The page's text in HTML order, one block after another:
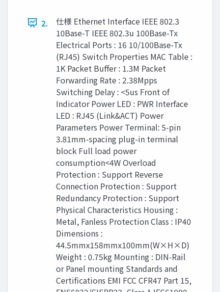
2.
仕様 Ethernet Interface IEEE 802.3
10Base-T IEEE 802.3u 100Base-Tx
Electrical Ports : 16 10/100Base-Tx
(RJ45) Switch Properties MAC Table :
1K Packet Buﬀer : 1.3M Packet
Forwarding Rate : 2.38Mpps
Switching Delay : <5us Front of
Indicator Power LED : PWR Interface
LED : RJ45 (Link&ACT) Power
Parameters Power Terminal: 5-pin
3.81mm-spacing plug-in terminal
block Full load power
consumption<4W Overload
Protection : Support Reverse
Connection Protection : Support
Redundancy Protection : Support
Physical Characteristics Housing :
Metal, Fanless Protection Class : IP40
Dimensions :
44.5mmx158mmx100mm(W×H×D)
Weight : 0.75kg Mounting : DIN-Rail
or Panel mounting Standards and
Certiﬁcations EMI FCC CFR47 Part 15,